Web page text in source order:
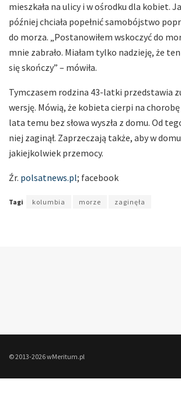
mieszkała na ulicy i w ośrodku dla kobiet.
później chciała popełnić samobójstwo
do morza. „Postanowiłem wskoczyć do
mnie zabrało. Miałam tylko nadzieję, że
się skończy” – mówiła.
Tymczasem rodzina 43-latki przedstawia
wersję. Mówią, że kobieta cierpi na
lata temu bez słowa wyszła z domu. Od
niej zaginął. Zaprzeczają także, aby w
jakiejkolwiek przemocy.
Źr. polsatnews.pl; facebook
Tagi kolumbia morze zaginęła
© 2013-2026 wMeritum.pl